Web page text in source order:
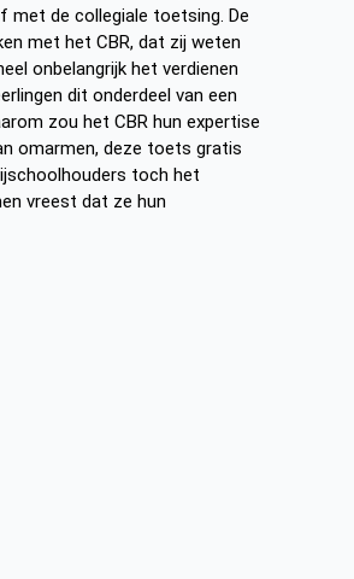
met de collegiale toetsing. De
met het CBR, dat zij weten
onbelangrijk het verdienen
dit onderdeel van een
zou het CBR hun expertise
omarmen, deze toets gratis
toch het
vreest dat ze hun